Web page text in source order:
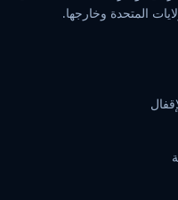
المتحدة وخارجها.